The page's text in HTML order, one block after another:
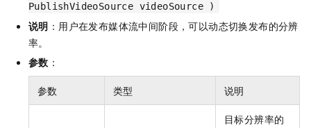
PublishVideoSource videoSource )
说明 ：用户在发布媒体流中间阶段，可以动态切换发布的分辨
率。
参数 ：
参数 类型 说明
目标分辨率的